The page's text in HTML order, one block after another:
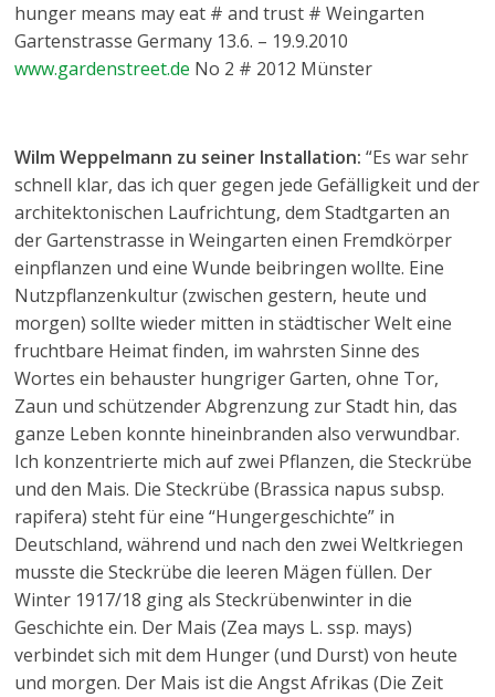
hunger means may eat # and trust # Weingarten
Gartenstrasse Germany 13.6. – 19.9.2010
www.gardenstreet.de No 2 # 2012 Münster
Wilm Weppelmann zu seiner Installation: “Es war sehr
schnell klar, das ich quer gegen jede Gefälligkeit und der
architektonischen Laufrichtung, dem Stadtgarten an
der Gartenstrasse in Weingarten einen Fremdkörper
einpflanzen und eine Wunde beibringen wollte. Eine
Nutzpflanzenkultur (zwischen gestern, heute und
morgen) sollte wieder mitten in städtischer Welt eine
fruchtbare Heimat finden, im wahrsten Sinne des
Wortes ein behauster hungriger Garten, ohne Tor,
Zaun und schützender Abgrenzung zur Stadt hin, das
ganze Leben konnte hineinbranden also verwundbar.
Ich konzentrierte mich auf zwei Pflanzen, die Steckrübe
und den Mais. Die Steckrübe (Brassica napus subsp.
rapifera) steht für eine “Hungergeschichte” in
Deutschland, während und nach den zwei Weltkriegen
musste die Steckrübe die leeren Mägen füllen. Der
Winter 1917/18 ging als Steckrübenwinter in die
Geschichte ein. Der Mais (Zea mays L. ssp. mays)
verbindet sich mit dem Hunger (und Durst) von heute
und morgen. Der Mais ist die Angst Afrikas (Die Zeit